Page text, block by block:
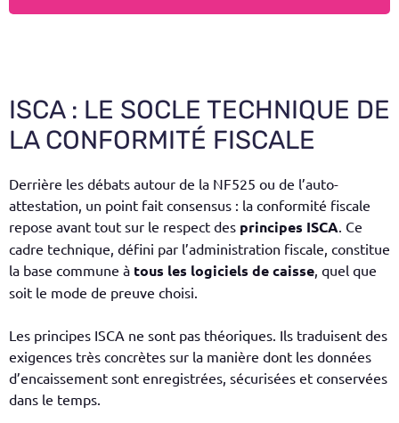
ISCA : LE SOCLE TECHNIQUE DE
LA CONFORMITÉ FISCALE
Derrière les débats autour de la NF525 ou de l’auto-
attestation, un point fait consensus : la conformité fiscale
repose avant tout sur le respect des principes ISCA. Ce
cadre technique, défini par l’administration fiscale, constitue
la base commune à tous les logiciels de caisse, quel que
soit le mode de preuve choisi.
Les principes ISCA ne sont pas théoriques. Ils traduisent des
exigences très concrètes sur la manière dont les données
d’encaissement sont enregistrées, sécurisées et conservées
dans le temps.